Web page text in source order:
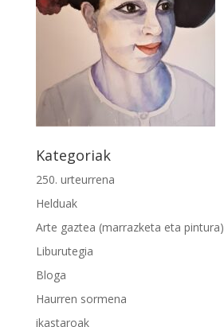
Kategoriak
250. urteurrena
Helduak
Arte gaztea (marrazketa eta pintura)
Liburutegia
Bloga
Haurren sormena
ikastaroak